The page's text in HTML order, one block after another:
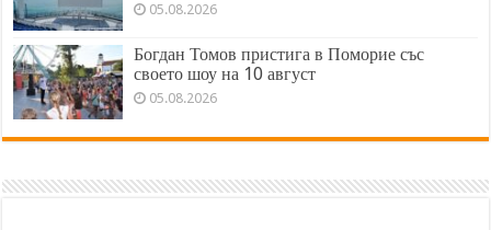
05.08.2026
Богдан Томов пристига в Поморие със
своето шоу на 10 август
05.08.2026